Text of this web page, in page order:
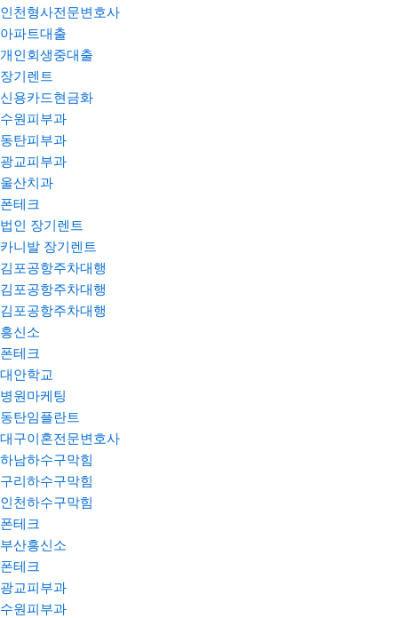
인천형사전문변호사
아파트대출
개인회생중대출
장기렌트
신용카드현금화
수원피부과
동탄피부과
광교피부과
울산치과
폰테크
법인 장기렌트
카니발 장기렌트
김포공항주차대행
김포공항주차대행
김포공항주차대행
흥신소
폰테크
대안학교
병원마케팅
동탄임플란트
대구이혼전문변호사
하남하수구막힘
구리하수구막힘
인천하수구막힘
폰테크
부산흥신소
폰테크
광교피부과
수원피부과